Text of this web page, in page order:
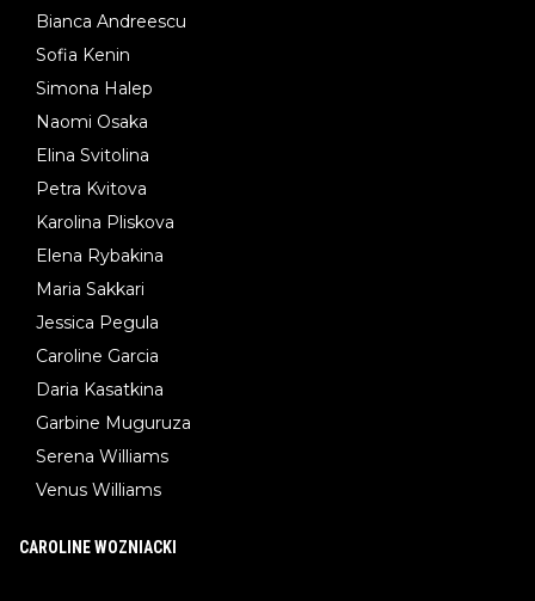
Bianca Andreescu
Sofia Kenin
Simona Halep
Naomi Osaka
Elina Svitolina
Petra Kvitova
Karolina Pliskova
Elena Rybakina
Maria Sakkari
Jessica Pegula
Caroline Garcia
Daria Kasatkina
Garbine Muguruza
Serena Williams
Venus Williams
CAROLINE WOZNIACKI